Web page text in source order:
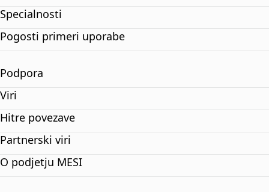
Specialnosti
Pogosti primeri uporabe
Podpora
Viri
Hitre povezave
Partnerski viri
O podjetju MESI